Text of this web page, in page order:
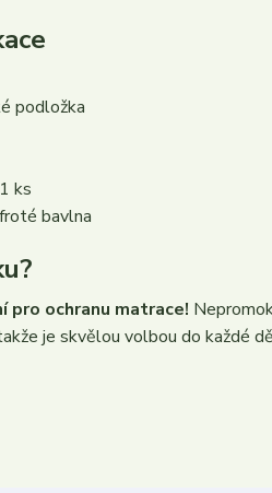
podložka
1 ks
bavlna
pro ochranu matrace!
je skvělou volbou do každé